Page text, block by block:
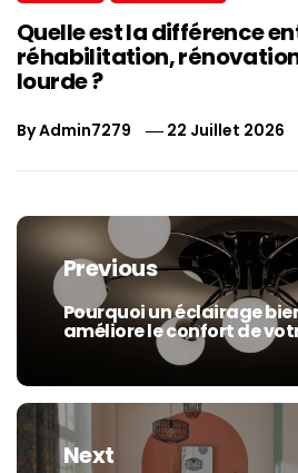
Quelle est la différence
réhabilitation,
lourde ?
ByAdmin7279 22 Juillet 2026
Navigation
de
l’article
Previous
Previous
post:
Pourquoi un éclairage
améliore le confort de
Next